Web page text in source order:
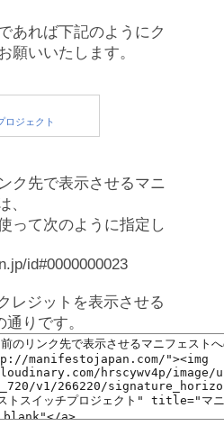
あれば下記のようにク
願いいたします。
ク先で表示させるマニ
、
って次のように指定し
id#0000000023
レジットを表示させる
りです。